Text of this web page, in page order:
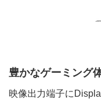
豊かなゲーミング
映像出力端子に